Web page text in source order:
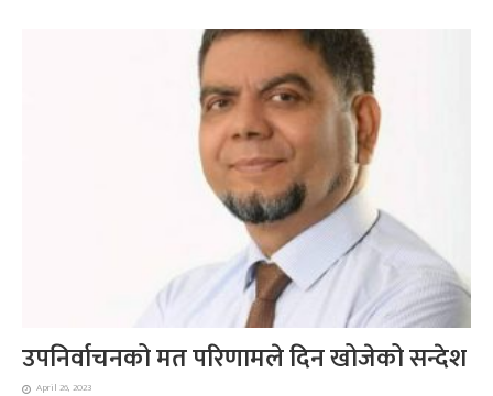
उपनिर्वाचनको मत परिणामले दिन खोजेको सन्देश
April 26, 2023